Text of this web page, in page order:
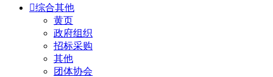
综合其他
黄页
政府组织
招标采购
其他
团体协会